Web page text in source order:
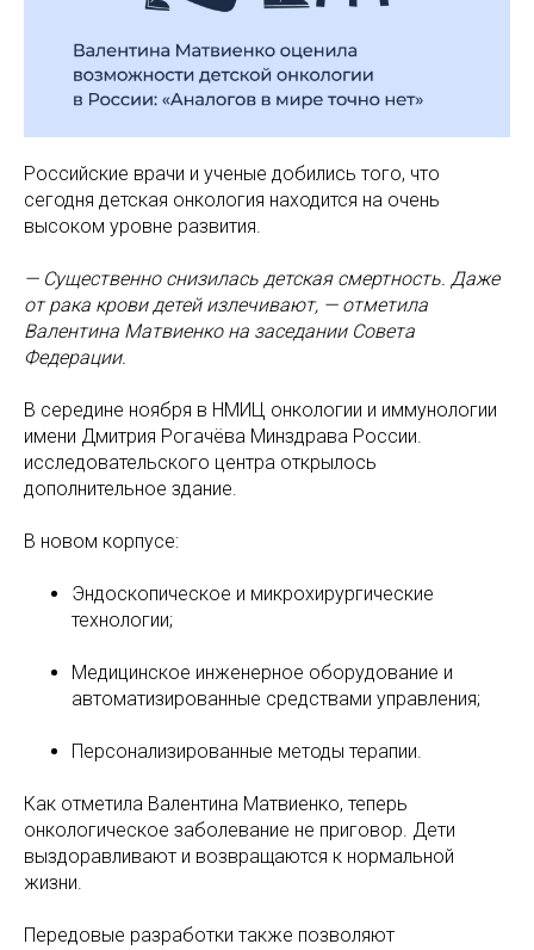
Российские врачи и ученые добились того, что
сегодня детская онкология находится на очень
высоком уровне развития.
— Существенно снизилась детская смертность. Даже
от рака крови детей излечивают, — отметила
Валентина Матвиенко на заседании Совета
Федерации.
В середине ноября в НМИЦ онкологии и иммунологии
имени Дмитрия Рогачёва Минздрава России.
исследовательского центра открылось
дополнительное здание.
В новом корпусе:
Эндоскопическое и микрохирургические
технологии;
Медицинское инженерное оборудование и
автоматизированные средствами управления;
Персонализированные методы терапии.
Как отметила Валентина Матвиенко, теперь
онкологическое заболевание не приговор. Дети
выздоравливают и возвращаются к нормальной
жизни.
Передовые разработки также позволяют